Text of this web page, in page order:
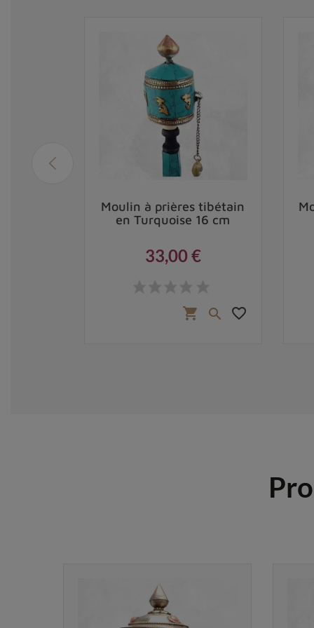
Moulin à prières tibétain
en Turquoise 16 cm
33,00 €
shopping_cart  favorite_border